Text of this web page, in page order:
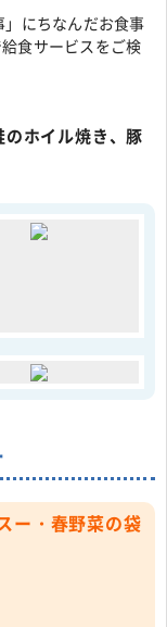
」にちなんだお食事
食サービスをご検
のホイル焼き、豚
ー・春野菜の袋